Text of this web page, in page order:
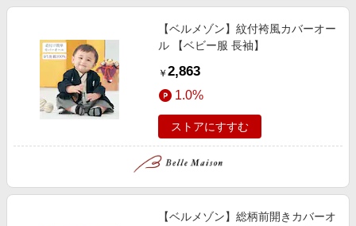
【ベルメゾン】紋付袴風カバーオー
ル 【ベビー服 長袖】
￥ 2,863
1.0%
ストアにすすむ
【ベルメゾン】総柄前開きカバーオ